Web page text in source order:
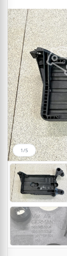
1/5